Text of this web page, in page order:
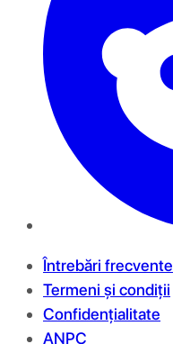
Întrebări frecvente
Termeni și condiții
Confidențialitate
ANPC